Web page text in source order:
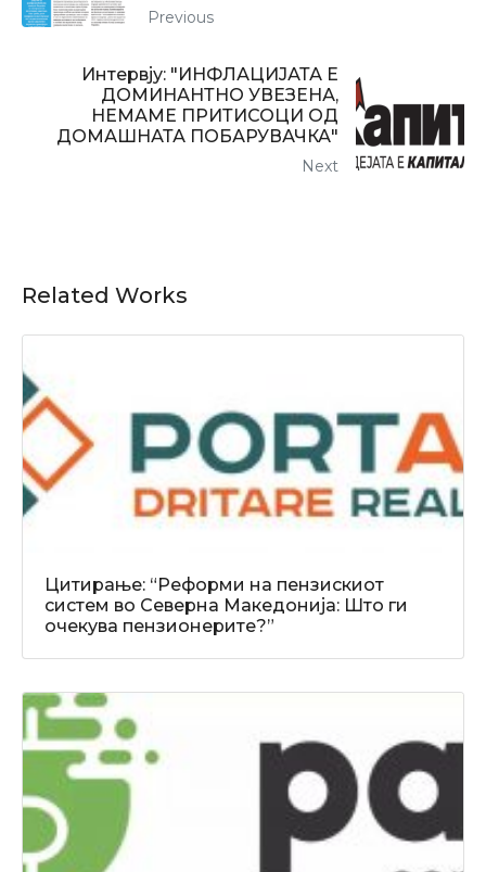
Previous
Интервју: "ИНФЛАЦИЈАТА Е
ДОМИНАНТНО УВЕЗЕНА,
НЕМАМЕ ПРИТИСОЦИ ОД
ДОМАШНАТА ПОБАРУВАЧКА"
Next
Related Works
Цитирање: “Реформи на пензискиот
систем во Северна Македонија: Што ги
очекува пензионерите?”